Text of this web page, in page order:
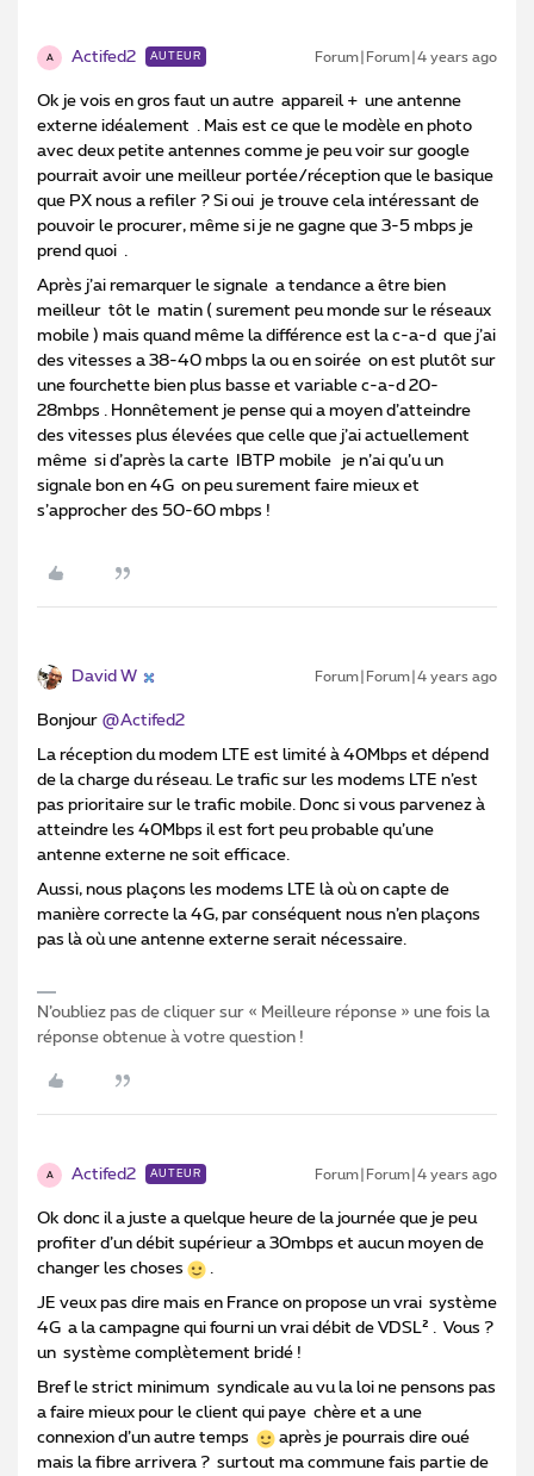
A Actifed2 AUTEUR Forum|Forum|4 years ago
Ok je vois en gros faut un autre appareil + une antenne
externe idéalement . Mais est ce que le modèle en photo
avec deux petite antennes comme je peu voir sur google
pourrait avoir une meilleur portée/réception que le basique
que PX nous a refiler ? Si oui je trouve cela intéressant de
pouvoir le procurer, même si je ne gagne que 3-5 mbps je
prend quoi .
Après j’ai remarquer le signale a tendance a être bien
meilleur tôt le matin ( surement peu monde sur le réseaux
mobile ) mais quand même la différence est la c-a-d que j’ai
des vitesses a 38-40 mbps la ou en soirée on est plutôt sur
une fourchette bien plus basse et variable c-a-d 20-
28mbps . Honnêtement je pense qui a moyen d’atteindre
des vitesses plus élevées que celle que j’ai actuellement
même si d’après la carte IBTP mobile je n’ai qu’u un
signale bon en 4G on peu surement faire mieux et
s’approcher des 50-60 mbps !
David W Forum|Forum|4 years ago
Bonjour @Actifed2
La réception du modem LTE est limité à 40Mbps et dépend
de la charge du réseau. Le trafic sur les modems LTE n’est
pas prioritaire sur le trafic mobile. Donc si vous parvenez à
atteindre les 40Mbps il est fort peu probable qu’une
antenne externe ne soit efficace.
Aussi, nous plaçons les modems LTE là où on capte de
manière correcte la 4G, par conséquent nous n’en plaçons
pas là où une antenne externe serait nécessaire.
N’oubliez pas de cliquer sur « Meilleure réponse » une fois la
réponse obtenue à votre question !
A Actifed2 AUTEUR Forum|Forum|4 years ago
Ok donc il a juste a quelque heure de la journée que je peu
profiter d’un débit supérieur a 30mbps et aucun moyen de
changer les choses
.
JE veux pas dire mais en France on propose un vrai système
4G a la campagne qui fourni un vrai débit de VDSL² . Vous ?
un système complètement bridé !
Bref le strict minimum syndicale au vu la loi ne pensons pas
a faire mieux pour le client qui paye chère et a une
connexion d’un autre temps
après je pourrais dire oué
mais la fibre arrivera ? surtout ma commune fais partie de